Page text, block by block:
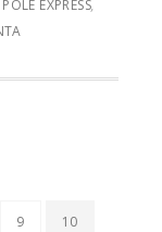
EXPRESS,
9 10